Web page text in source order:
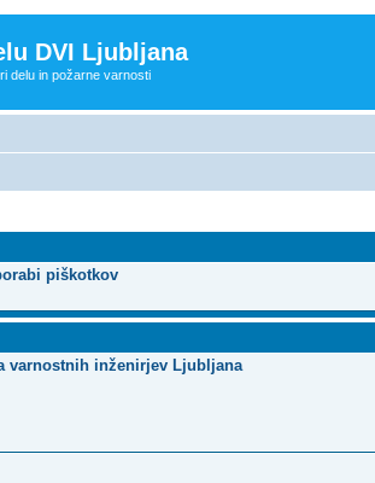
DVI Ljubljana
delu in požarne varnosti
piškotkov
varnostnih inženirjev Ljubljana